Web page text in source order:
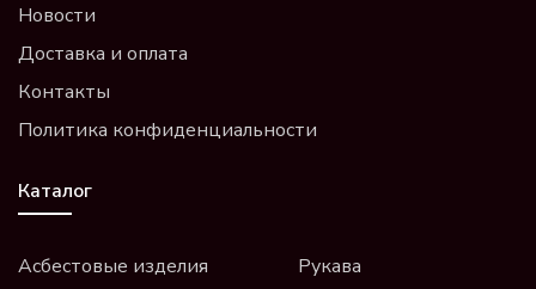
Новости
Доставка и оплата
Контакты
Политика конфиденциальности
Каталог
Асбестовые изделия
Рукава